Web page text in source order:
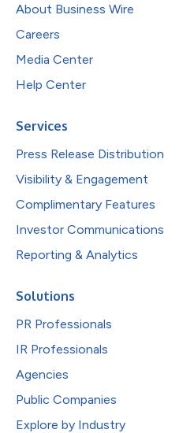
About Business Wire
Careers
Media Center
Help Center
Services
Press Release Distribution
Visibility & Engagement
Complimentary Features
Investor Communications
Reporting & Analytics
Solutions
PR Professionals
IR Professionals
Agencies
Public Companies
Explore by Industry